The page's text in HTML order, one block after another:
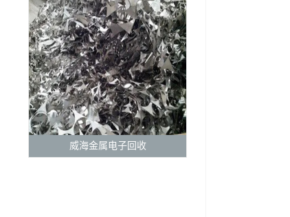
威海金属电子回收